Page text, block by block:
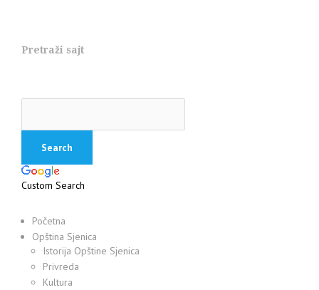
Pretraži sajt
Custom Search
Početna
Opština Sjenica
Istorija Opštine Sjenica
Privreda
Kultura